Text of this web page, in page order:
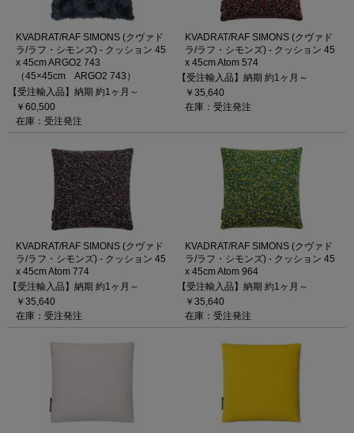
KVADRAT/RAF SIMONS (クヴァド
ラ/ラフ・シモンズ) - クッション 45
x 45cm ARGO2 743
（45×45cm ARGO2 743）
【受注輸入品】納期 約1ヶ月～
￥60,500
在庫：受注発注
KVADRAT/RAF SIMONS (クヴァド
ラ/ラフ・シモンズ) - クッション 45
x 45cm Atom 574
【受注輸入品】納期 約1ヶ月～
￥35,640
在庫：受注発注
KVADRAT/RAF SIMONS (クヴァド
ラ/ラフ・シモンズ) - クッション 45
x 45cm Atom 774
【受注輸入品】納期 約1ヶ月～
￥35,640
在庫：受注発注
KVADRAT/RAF SIMONS (クヴァド
ラ/ラフ・シモンズ) - クッション 45
x 45cm Atom 964
【受注輸入品】納期 約1ヶ月～
￥35,640
在庫：受注発注